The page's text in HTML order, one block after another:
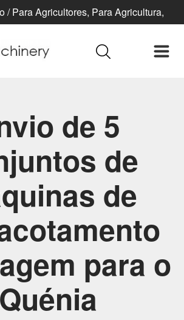
/ Para Agricultores, Para Agricultura,
de 5
de
de
para o
Quénia